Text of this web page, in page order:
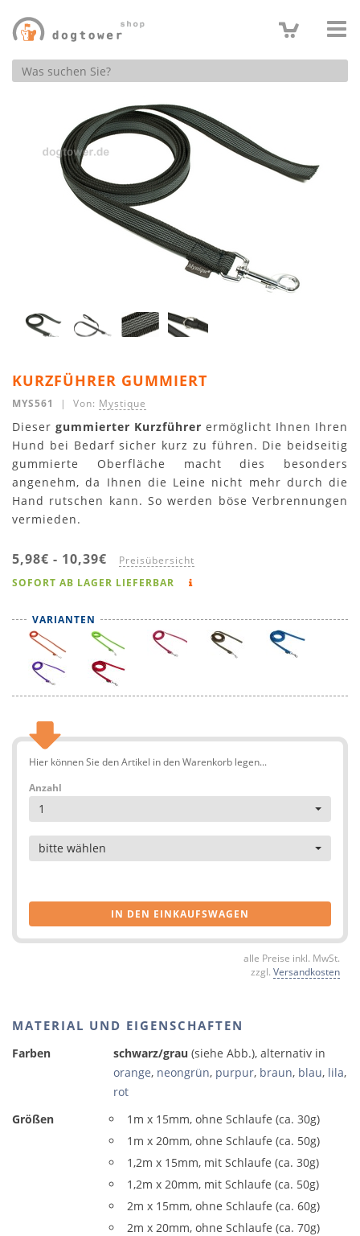
Produktsuche
KURZFÜHRER GUMMIERT
MYS561 | Von: Mystique
Dieser gummierter Kurzführer ermöglicht Ihnen Ihren
Hund bei Bedarf sicher kurz zu führen. Die beidseitig
gummierte Oberfläche macht dies besonders
angenehm, da Ihnen die Leine nicht mehr durch die
Hand rutschen kann. So werden böse Verbrennungen
vermieden.
5,98€ - 10,39€ Preisübersicht
SOFORT AB LAGER LIEFERBAR
VARIANTEN
Hier können Sie den Artikel in den Warenkorb legen...
Anzahl
1
Artikel
bitte wählen
IN DEN EINKAUFSWAGEN
alle Preise inkl. MwSt.
zzgl. Versandkosten
MATERIAL UND EIGENSCHAFTEN
Farben schwarz/grau (siehe Abb.), alternativ in
orange, neongrün, purpur, braun, blau, lila,
rot
Größen
1m x 15mm, ohne Schlaufe (ca. 30g)
1m x 20mm, ohne Schlaufe (ca. 50g)
1,2m x 15mm, mit Schlaufe (ca. 30g)
1,2m x 20mm, mit Schlaufe (ca. 50g)
2m x 15mm, ohne Schlaufe (ca. 60g)
2m x 20mm, ohne Schlaufe (ca. 70g)